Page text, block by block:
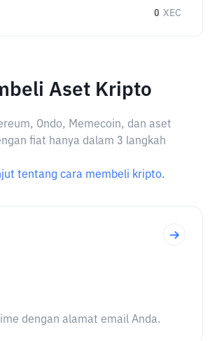
0 XEC
Aset Kripto
Ondo, Memecoin, dan aset
fiat hanya dalam 3 langkah
tentang cara membeli kripto.
dengan alamat email Anda.